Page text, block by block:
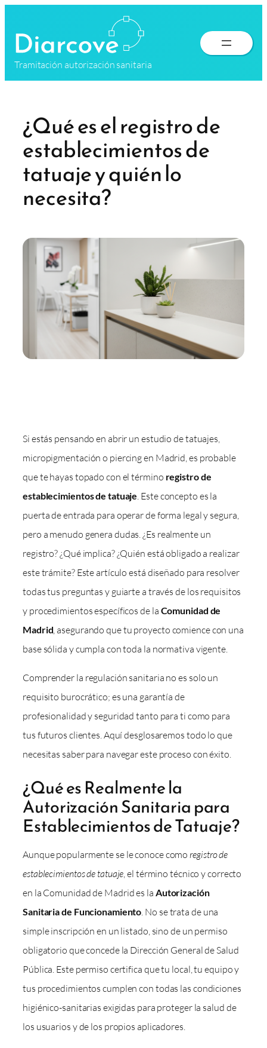
contenido
Tramitación autorización sanitaria
¿Qué es el registro de
establecimientos de
tatuaje y quién lo
necesita?
Si estás pensando en abrir un estudio de tatuajes,
micropigmentación o piercing en Madrid, es probable
que te hayas topado con el término registro de
establecimientos de tatuaje. Este concepto es la
puerta de entrada para operar de forma legal y segura,
pero a menudo genera dudas. ¿Es realmente un
registro? ¿Qué implica? ¿Quién está obligado a realizar
este trámite? Este artículo está diseñado para resolver
todas tus preguntas y guiarte a través de los requisitos
y procedimientos específicos de la Comunidad de
Madrid, asegurando que tu proyecto comience con una
base sólida y cumpla con toda la normativa vigente.
Comprender la regulación sanitaria no es solo un
requisito burocrático; es una garantía de
profesionalidad y seguridad tanto para ti como para
tus futuros clientes. Aquí desglosaremos todo lo que
necesitas saber para navegar este proceso con éxito.
¿Qué es Realmente la
Autorización Sanitaria para
Establecimientos de Tatuaje?
Aunque popularmente se le conoce como registro de
establecimientos de tatuaje , el término técnico y correcto
en la Comunidad de Madrid es la Autorización
Sanitaria de Funcionamiento . No se trata de una
simple inscripción en un listado, sino de un permiso
obligatorio que concede la Dirección General de Salud
Pública. Este permiso certifica que tu local, tu equipo y
tus procedimientos cumplen con todas las condiciones
higiénico-sanitarias exigidas para proteger la salud de
los usuarios y de los propios aplicadores.